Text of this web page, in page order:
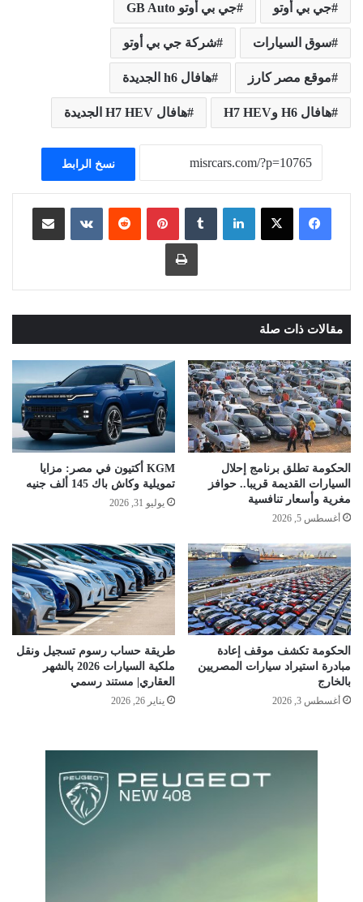
جي بي أوتو جي بي أوتو GB Auto
سوق السيارات شركة جي بي أوتو
موقع مصر كارز هافال h6 الجديدة
هافال H6 وH7 HEV هافال H7 HEV الجديدة
نسخ الرابط
لينكدإن ‏Tumblr بينتيريست
‏Reddit
‏VKontakte مشاركة عبر البريد
طباعة
مقالات ذات صلة
الحكومة تطلق برنامج إحلال
السيارات القديمة قريبا.. حوافز
مغرية وأسعار تنافسية
أغسطس 5, 2026
KGM أكتيون في مصر: مزايا
تمويلية وكاش باك 145 ألف جنيه
يوليو 31, 2026
الحكومة تكشف موقف إعادة
مبادرة استيراد سيارات المصريين
بالخارج
أغسطس 3, 2026
طريقة حساب رسوم تسجيل ونقل
ملكية السيارات 2026 بالشهر
العقاري| مستند رسمي
يناير 26, 2026